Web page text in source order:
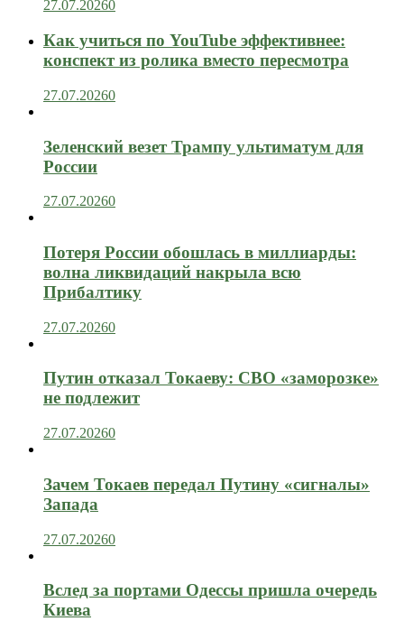
27.07.20260
Как учиться по YouTube эффективнее:
конспект из ролика вместо пересмотра
27.07.20260
Зеленский везет Трампу ультиматум для
России
27.07.20260
Потеря России обошлась в миллиарды:
волна ликвидаций накрыла всю
Прибалтику
27.07.20260
Путин отказал Токаеву: СВО «заморозке»
не подлежит
27.07.20260
Зачем Токаев передал Путину «сигналы»
Запада
27.07.20260
Вслед за портами Одессы пришла очередь
Киева